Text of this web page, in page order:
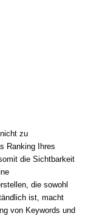
zu
Ranking Ihres
die Sichtbarkeit
die sowohl
ist, macht
von Keywords und